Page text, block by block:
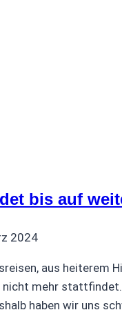
bis auf
2024
aus heiterem
mehr
haben wir uns